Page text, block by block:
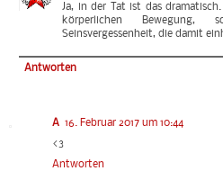
Ja, in der Tat ist das
körperlichen
Seinsvergessenheit, die damit
Antworten
A 16. Februar 2017 um 10:44
<3
Antworten